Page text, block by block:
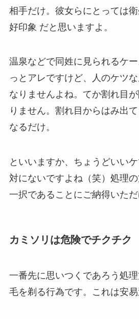
相手だけ。彼女らにとっては
好印象 だと思いますよ。
温泉などで同姓に見られるケ
っとアレですけど、人のケツ
なりませんよね。てか割れ目
りません。割れ目からはみ出
なるだけ。
といいますか、 ちょうどいい
対にないですよね（笑） 処理
一択であることにご納得いただ
カミソリは危険でチクチク
一番先に思いつくであろう処
毛を剃る行為です。これは安易